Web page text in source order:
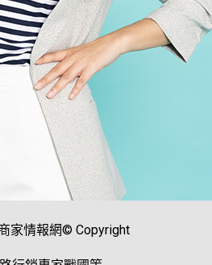
家情報網© Copyright